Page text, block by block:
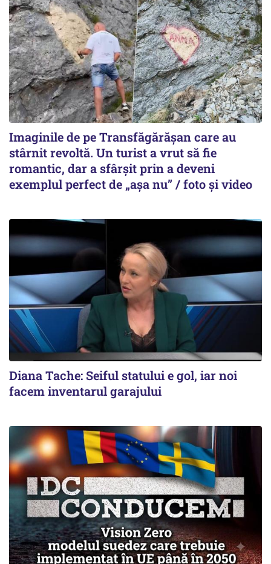
Imaginile de pe Transfăgărășan care au
stârnit revoltă. Un turist a vrut să fie
romantic, dar a sfârșit prin a deveni
exemplul perfect de „așa nu” / foto și video
Diana Tache: Seiful statului e gol, iar noi
facem inventarul garajului